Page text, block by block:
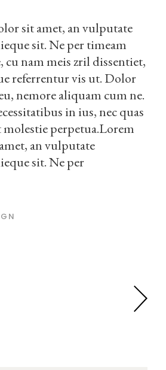
sit amet, an vulputate
sit. Ne per timeam
cu nam meis zril dissentiet,
referrentur vis ut. Dolor
nemore aliquam cum ne.
in ius, nec quas
molestie perpetua.Lorem
an vulputate
sit. Ne per